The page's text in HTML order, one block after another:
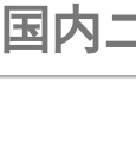
国内